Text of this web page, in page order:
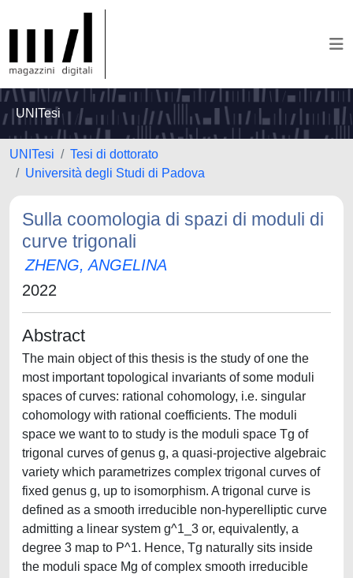
UNITesi
UNITesi
Tesi di dottorato
Università degli Studi di Padova
Sulla coomologia di spazi di moduli di
curve trigonali
ZHENG, ANGELINA
2022
Abstract
The main object of this thesis is the study of one the
most important topological invariants of some moduli
spaces of curves: rational cohomology, i.e. singular
cohomology with rational coefficients. The moduli
space we want to to study is the moduli space Tg of
trigonal curves of genus g, a quasi-projective algebraic
variety which parametrizes complex trigonal curves of
fixed genus g, up to isomorphism. A trigonal curve is
defined as a smooth irreducible non-hyperelliptic curve
admitting a linear system g^1_3 or, equivalently, a
degree 3 map to P^1. Hence, Tg naturally sits inside
the moduli space Mg of complex smooth irreducible